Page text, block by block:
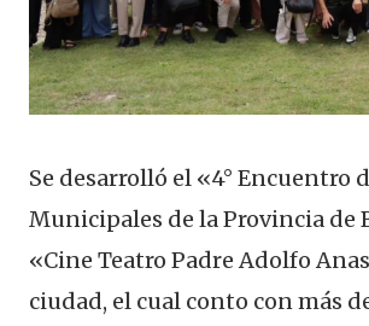
Se desarrolló el «4° Encuentro
Municipales de la Provincia de
«Cine Teatro Padre Adolfo
ciudad, el cual conto con más